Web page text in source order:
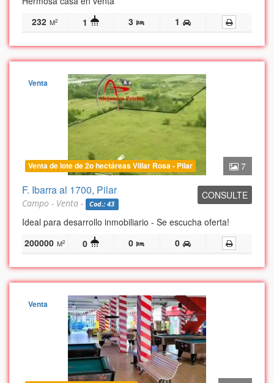
232 M2 1 3 1
7
Venta
Venta de lote de 2o hectáreas Villar Rosa - Pilar
CONSULTE
F. Ibarra al 1700, Pilar
Campo - Venta - Cod.: 43
Ideal para desarrollo inmobiliario - Se escucha oferta!
200000 M2 0 0 0
Venta